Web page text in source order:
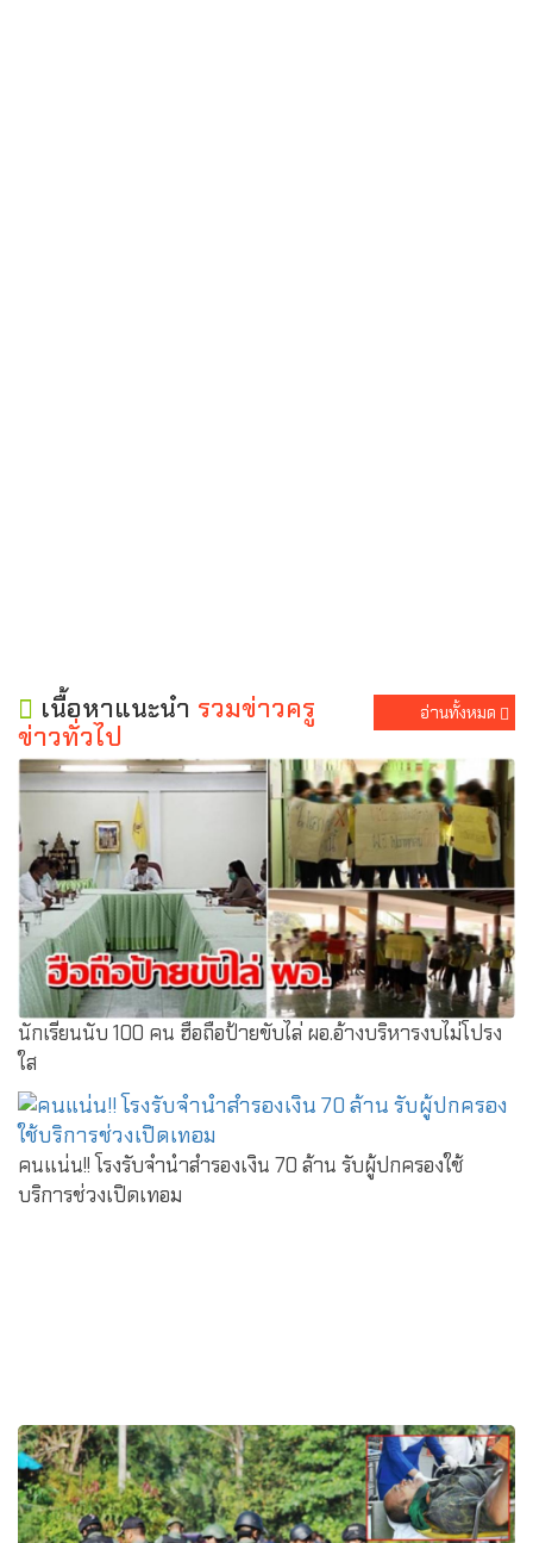
เนื้อหาแนะนำ รวมข่าวครู
ข่าวทั่วไป
อ่านทั้งหมด
นักเรียนนับ 100 คน ฮือถือป้ายขับไล่ ผอ.อ้างบริหารงบไม่โปรง
ใส
คนแน่น!! โรงรับจำนำสำรองเงิน 70 ล้าน รับผู้ปกครองใช้
บริการช่วงเปิดเทอม